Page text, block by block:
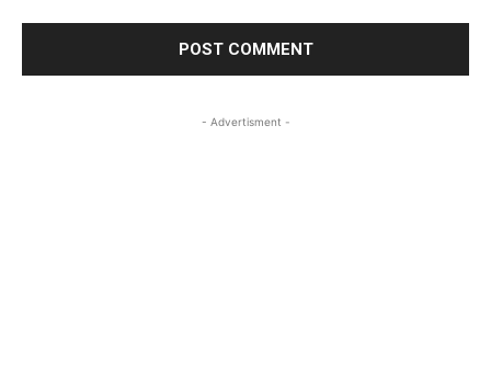
- Advertisment -